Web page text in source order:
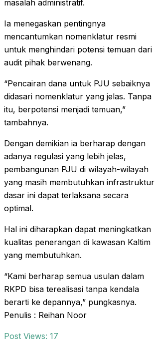
masalah administratif.
Ia menegaskan pentingnya
mencantumkan nomenklatur resmi
untuk menghindari potensi temuan dari
audit pihak berwenang.
“Pencairan dana untuk PJU sebaiknya
didasari nomenklatur yang jelas. Tanpa
itu, berpotensi menjadi temuan,”
tambahnya.
Dengan demikian ia berharap dengan
adanya regulasi yang lebih jelas,
pembangunan PJU di wilayah-wilayah
yang masih membutuhkan infrastruktur
dasar ini dapat terlaksana secara
optimal.
Hal ini diharapkan dapat meningkatkan
kualitas penerangan di kawasan Kaltim
yang membutuhkan.
“Kami berharap semua usulan dalam
RKPD bisa terealisasi tanpa kendala
berarti ke depannya,” pungkasnya.
Penulis : Reihan Noor
Post Views: 17